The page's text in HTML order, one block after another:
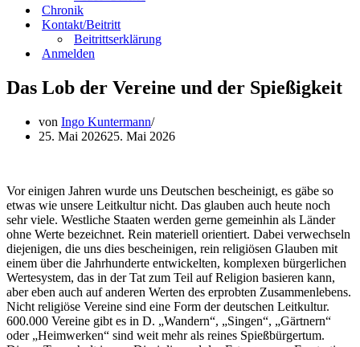
Chronik
Kontakt/Beitritt
Beitrittserklärung
Anmelden
Das Lob der Vereine und der Spießigkeit
von Ingo Kuntermann
25. Mai 202625. Mai 2026
Vor einigen Jahren wurde uns Deutschen bescheinigt, es gäbe so
etwas wie unsere Leitkultur nicht. Das glauben auch heute noch
sehr viele. Westliche Staaten werden gerne gemeinhin als Länder
ohne Werte bezeichnet. Rein materiell orientiert. Dabei verwechseln
diejenigen, die uns dies bescheinigen, rein religiösen Glauben mit
einem über die Jahrhunderte entwickelten, komplexen bürgerlichen
Wertesystem, das in der Tat zum Teil auf Religion basieren kann,
aber eben auch auf anderen Werten des erprobten Zusammenlebens.
Nicht religiöse Vereine sind eine Form der deutschen Leitkultur.
600.000 Vereine gibt es in D. „Wandern“, „Singen“, „Gärtnern“
oder „Heimwerken“ sind weit mehr als reines Spießbürgertum.